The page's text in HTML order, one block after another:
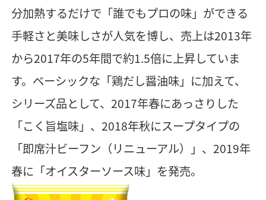
分加熱するだけで「誰でもプロの味」ができる
手軽さと美味しさが人気を博し、売上は2013年
から2017年の5年間で約1.5倍に上昇していま
す。ベーシックな「鶏だし醤油味」に加えて、
シリーズ品として、2017年春にあっさりした
「こく旨塩味」、2018年秋にスープタイプの
「即席汁ビーフン（リニューアル）」、2019年
春に「オイスターソース味」を発売。